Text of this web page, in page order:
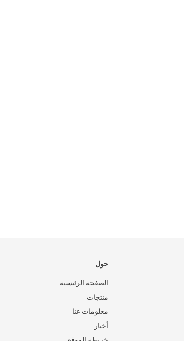
حول
الصفحة الرئيسية
منتجات
معلومات عنا
أخبار